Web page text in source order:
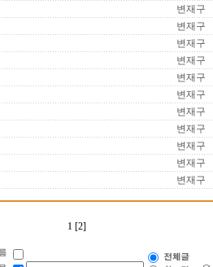
변재구
변재구
변재구
변재구
변재구
변재구
변재구
변재구
변재구
변재구
변재구
1 [2]